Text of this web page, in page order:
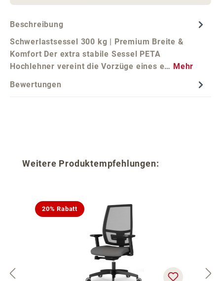
Beschreibung
Schwerlastsessel 300 kg | Premium Breite &
Komfort Der extra stabile Sessel PETA
Hochlehner vereint die Vorzüge eines e… Mehr
Bewertungen
Produktgalerie überspringen
Weitere Produktempfehlungen:
20% Rabatt